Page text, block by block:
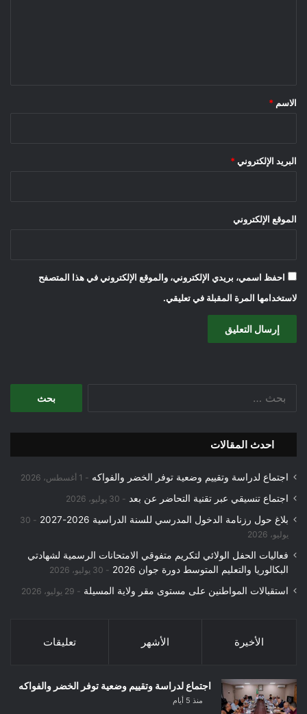
*
الاسم *
البريد الإلكتروني *
الموقع الإلكتروني
احفظ اسمي، بريدي الإلكتروني، والموقع الإلكتروني في هذا المتصفح
لاستخدامها المرة المقبلة في تعليقي.
احدث المقالات
اجتماع لدراسة وتقييم وضعية توفر الخضر والفواكه 1 أغسطس، 2026
اجتماع تنسيقي عبر تقنية التحاضر عن بعد 30 يوليو، 2026
بلاغ حول رزنامة الدخول المدرسي للسنة الدراسية 2026-2027
30
يوليو، 2026
فعاليات الحفل الولائي لتكريم متفوقي الامتحانات الرسمية لشهادتي
البكالوريا والتعليم المتوسط دورة جوان 2026
30 يوليو، 2026
استقبالات المواطنين على مستوى مقر ولاية المسيلة 29 يوليو، 2026
الأخيرة الأشهر تعليقات
اجتماع لدراسة وتقييم وضعية توفر الخضر والفواكه
منذ 5 أيام